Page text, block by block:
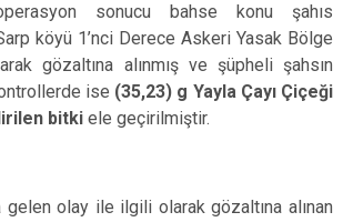
sonucu bahse konu şahıs
köyü 1’nci Derece Askeri Yasak Bölge
gözaltına alınmış ve şüpheli şahsın
ise (35,23) g Yayla Çayı Çiçeği
bitki ele geçirilmiştir.
olay ile ilgili olarak gözaltına alınan